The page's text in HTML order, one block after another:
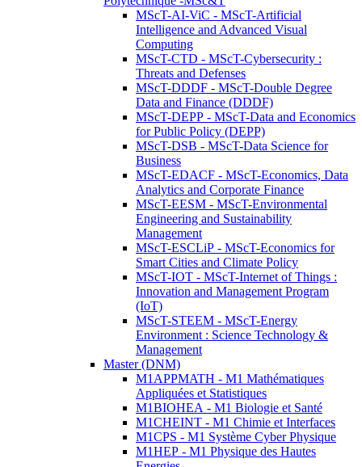
MScT-AI-ViC - MScT-Artificial
Intelligence and Advanced Visual
Computing
MScT-CTD - MScT-Cybersecurity :
Threats and Defenses
MScT-DDDF - MScT-Double Degree
Data and Finance (DDDF)
MScT-DEPP - MScT-Data and Economics
for Public Policy (DEPP)
MScT-DSB - MScT-Data Science for
Business
MScT-EDACF - MScT-Economics, Data
Analytics and Corporate Finance
MScT-EESM - MScT-Environmental
Engineering and Sustainability
Management
MScT-ESCLiP - MScT-Economics for
Smart Cities and Climate Policy
MScT-IOT - MScT-Internet of Things :
Innovation and Management Program
(IoT)
MScT-STEEM - MScT-Energy
Environment : Science Technology &
Management
Master (DNM)
M1APPMATH - M1 Mathématiques
Appliquées et Statistiques
M1BIOHEA - M1 Biologie et Santé
M1CHEINT - M1 Chimie et Interfaces
M1CPS - M1 Système Cyber Physique
M1HEP - M1 Physique des Hautes